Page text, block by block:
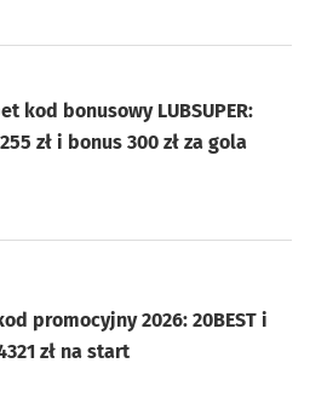
kod bonusowy LUBSUPER:
zł i bonus 300 zł za gola
promocyjny 2026: 20BEST i
zł na start